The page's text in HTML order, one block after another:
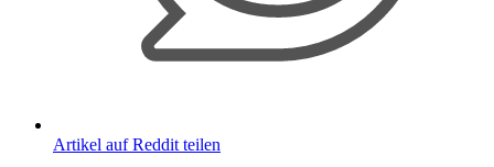
Artikel auf Reddit teilen